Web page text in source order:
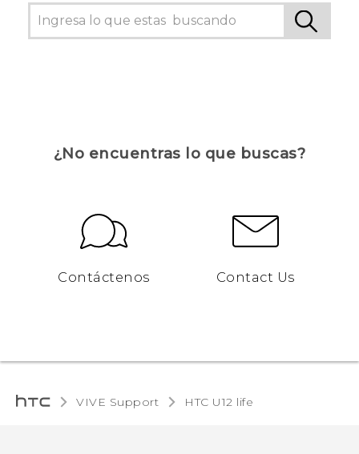
¿No encuentras lo que buscas?
Contáctenos Contact Us
VIVE Support HTC U12 life‎